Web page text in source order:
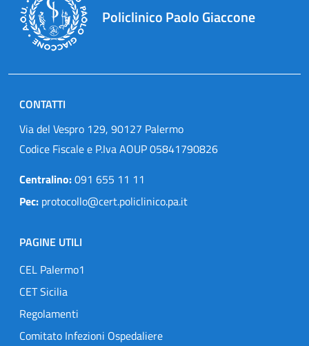
Policlinico Paolo Giaccone
CONTATTI
Via del Vespro 129, 90127 Palermo
Codice Fiscale e P.Iva AOUP 05841790826
Centralino:091 655 11 11
Pec: protocollo@cert.policlinico.pa.it
PAGINE UTILI
CEL Palermo1
CET Sicilia
Regolamenti
Comitato Infezioni Ospedaliere